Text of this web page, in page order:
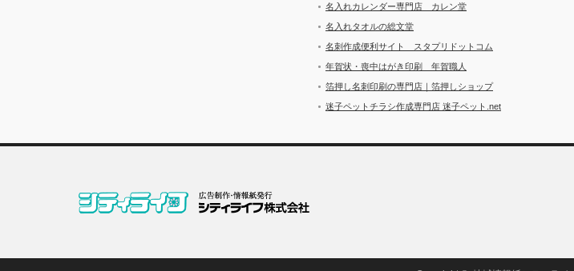
名入れカレンダー専門店 カレン堂
名入れタオルの総文堂
名刺作成便利サイト スタプリドットコム
年賀状・喪中はがき印刷 年賀職人
箔押し名刺印刷の専門店｜箔押しショップ
迷子ペットチラシ作成専門店 迷子ペット.net